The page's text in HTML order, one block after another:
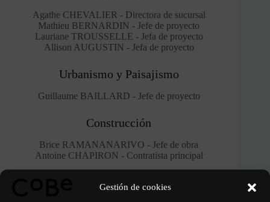
Gestión de cookies
Agathe CHEVALIER - Directora de sucursal
Mathieu BERNARDIN - Jefe de proyecto
Lauriane TROUSSELLE - Jefa de proyecto
Allison AUGUSTIN - Jefa de proyecto
Urbanismo y Paisajismo
Guillaume BAILLARD - Jefe de proyecto
Construcción
Brice RAMANANARIVO - Jefe de obra
Antoine CHAPIRON - Contratista principal